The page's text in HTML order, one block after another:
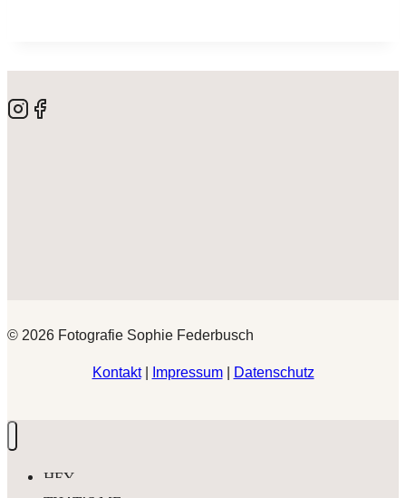
© 2026 Fotografie Sophie Federbusch
Kontakt| Impressum| Datenschutz
HEY